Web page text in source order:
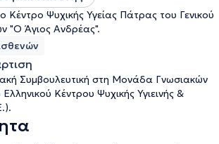
Κέντρο Ψυχικής Υγείας Πάτρας του Γενικού
"Ο Άγιος Ανδρέας".
Συμβουλευτική στη Μονάδα Γνωσιακών
Κέντρου Ψυχικής Υγιεινής &